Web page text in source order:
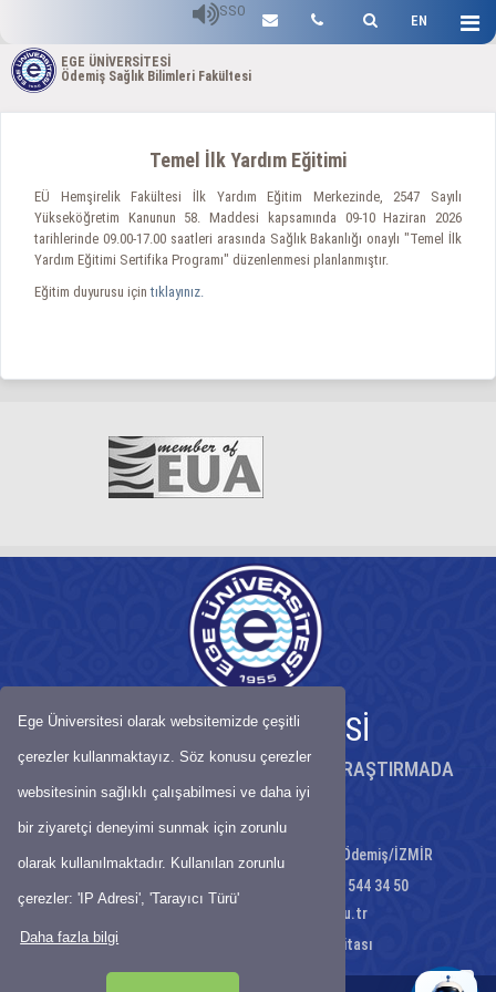
Ege Üniversitesi olarak websitemizde çeşitli
çerezler kullanmaktayız. Söz konusu çerezler
websitesinin sağlıklı çalışabilmesi ve daha iyi
bir ziyaretçi deneyimi sunmak için zorunlu
olarak kullanılmaktadır. Kullanılan zorunlu
çerezler: 'IP Adresi', 'Tarayıcı Türü'
Daha fazla bilgi
EN
SSO
EGE ÜNİVERSİTESİ
Ödemiş Sağlık Bilimleri Fakültesi
Temel İlk Yardım Eğitimi
EÜ Hemşirelik Fakültesi İlk Yardım Eğitim Merkezinde, 2547 Sayılı
Yükseköğretim Kanunun 58. Maddesi kapsamında 09-10 Haziran 2026
tarihlerinde 09.00-17.00 saatleri arasında Sağlık Bakanlığı onaylı "Temel İlk
Yardım Eğitimi Sertifika Programı" düzenlenmesi planlanmıştır.
Eğitim duyurusu içintıklayınız.
EGE ÜNİVERSİTESİ
KÖKLÜ BİRİKİMİYLE BİLİMDE ÖNCÜ, ARAŞTIRMADA
GÜÇLÜ ÜNİVERSİTE
Atatürk Mahallesi Atatürk Caddesi No:1 Ödemiş/İZMİR
Telefon : 0232 544 34 50 - Faks: 0232 544 34 50
odemissbf@mail.ege.edu.tr
Site Haritası